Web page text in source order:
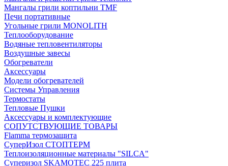
Мангалы грили коптильни TMF
Печи портативные
Угольные грили MONOLITH
Теплооборудование
Водяные тепловентиляторы
Воздушные завесы
Обогреватели
Аксессуары
Модели обогревателей
Системы Управления
Термостаты
Тепловые Пушки
Аксессуары и комплектующие
СОПУТСТВУЮЩИЕ ТОВАРЫ
Flamma термозащита
СуперИзол СТОПТЕРМ
Теплоизоляционные материалы "SILCA"
Суперизол SKAMOTEC 225 плита